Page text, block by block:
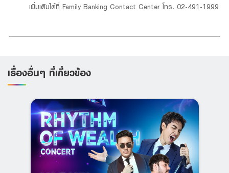
เพิ่มเติมได้ที่ Family Banking Contact Center โทร. 02-491-1999
เรื่องอื่นๆ ที่เกี่ยวข้อง